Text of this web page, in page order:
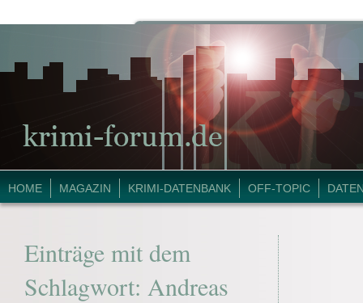
HOME MAGAZIN KRIMI-DATENBANK OFF-TOPIC
Einträge mit dem
Schlagwort: Andreas